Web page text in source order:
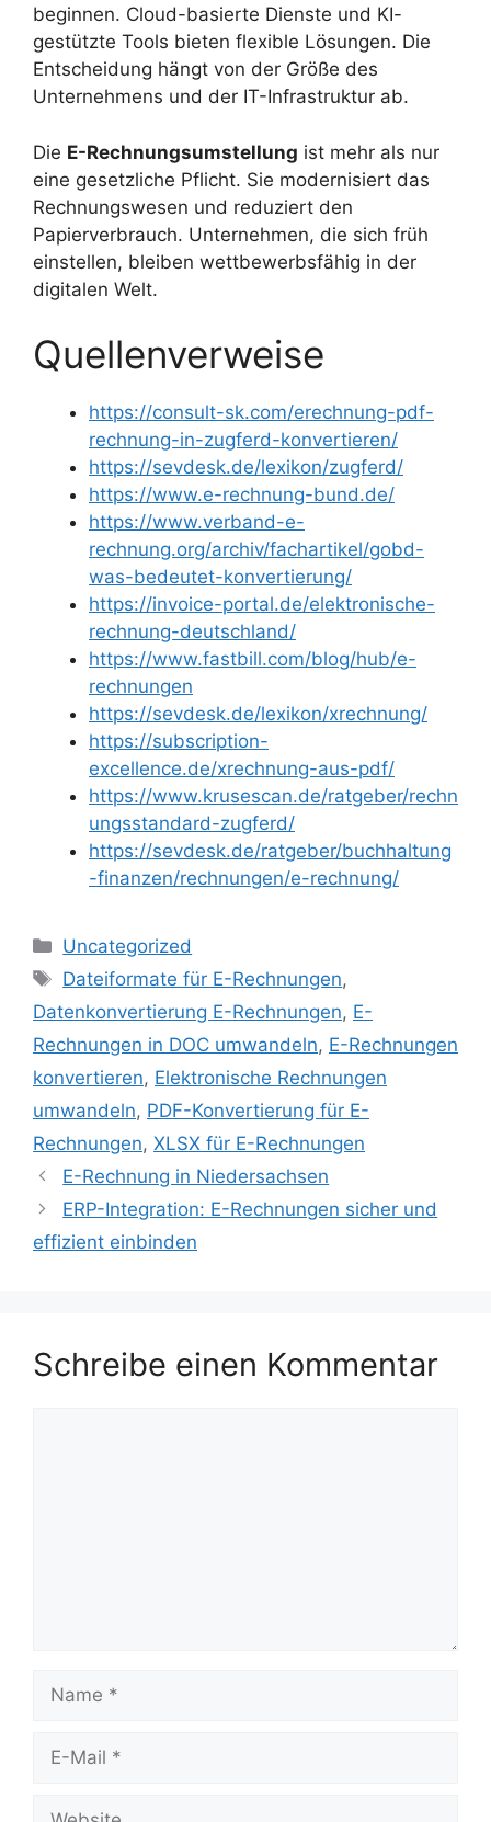
beginnen. Cloud-basierte Dienste und KI-
gestützte Tools bieten flexible Lösungen. Die
Entscheidung hängt von der Größe des
Unternehmens und der IT-Infrastruktur ab.
Die E-Rechnungsumstellung ist mehr als nur
eine gesetzliche Pflicht. Sie modernisiert das
Rechnungswesen und reduziert den
Papierverbrauch. Unternehmen, die sich früh
einstellen, bleiben wettbewerbsfähig in der
digitalen Welt.
Quellenverweise
https://consult-sk.com/erechnung-pdf-
rechnung-in-zugferd-konvertieren/
https://sevdesk.de/lexikon/zugferd/
https://www.e-rechnung-bund.de/
https://www.verband-e-
rechnung.org/archiv/fachartikel/gobd-
was-bedeutet-konvertierung/
https://invoice-portal.de/elektronische-
rechnung-deutschland/
https://www.fastbill.com/blog/hub/e-
rechnungen
https://sevdesk.de/lexikon/xrechnung/
https://subscription-
excellence.de/xrechnung-aus-pdf/
https://www.krusescan.de/ratgeber/rechn
ungsstandard-zugferd/
https://sevdesk.de/ratgeber/buchhaltung
-finanzen/rechnungen/e-rechnung/
Kategorien
Uncategorized
Schlagwörter
Dateiformate für E-Rechnungen,
Datenkonvertierung E-Rechnungen, E-
Rechnungen in DOC umwandeln, E-Rechnungen
konvertieren, Elektronische Rechnungen
umwandeln, PDF-Konvertierung für E-
Rechnungen, XLSX für E-Rechnungen
E-Rechnung in Niedersachsen
ERP-Integration: E-Rechnungen sicher und
effizient einbinden
Schreibe einen Kommentar
Name
Website